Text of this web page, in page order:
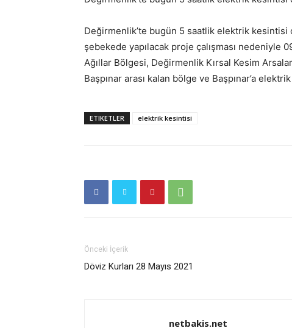
Değirmenlik’te bugün 5 saatlik elektrik kesintisi
şebekede yapılacak proje çalışması nedeniyle
Ağıllar Bölgesi, Değirmenlik Kırsal Kesim
Başpınar arası kalan bölge ve Başpınar’a
ETIKETLER elektrik kesintisi
Önceki İçerik
Döviz Kurları 28 Mayıs 2021
netbakis.net